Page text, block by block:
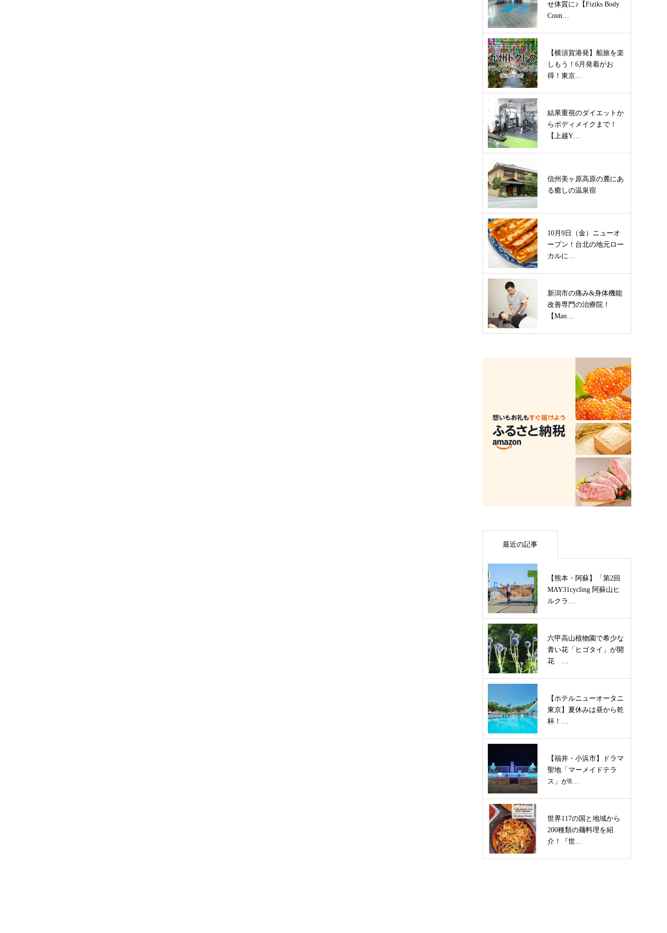
せ体質に♪【Fiziks Body
Coun…
【横須賀港発】船旅を楽
しもう！6月発着がお
得！東京…
結果重視のダイエットか
らボディメイクまで！
【上越Y…
信州美ヶ原高原の麓にあ
る癒しの温泉宿
10月9日（金）ニューオ
ープン！台北の地元ロー
カルに…
新潟市の痛み&身体機能
改善専門の治療院！
【Man…
最近の記事
【熊本・阿蘇】「第2回
MAY31cycling 阿蘇山ヒ
ルクラ…
六甲高山植物園で希少な
青い花「ヒゴタイ」が開
花 …
【ホテルニューオータニ
東京】夏休みは昼から乾
杯！…
【福井・小浜市】ドラマ
聖地「マーメイドテラ
ス」が8…
世界117の国と地域から
200種類の麺料理を紹
介！『世…